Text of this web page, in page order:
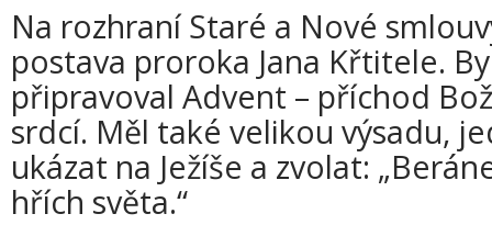
Na rozhraní Staré a Nové
postava proroka Jana Křtitele.
připravoval Advent – příchod
srdcí. Měl také velikou výsadu,
ukázat na Ježíše a zvolat:
hřích světa.“